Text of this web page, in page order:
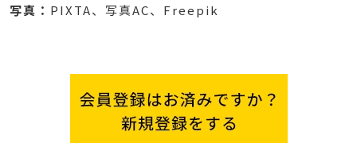
写真： PIXTA、写真AC、Freepik